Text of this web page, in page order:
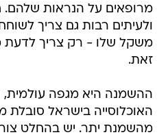
מרופאים על הנראות
ולעיתים רבות גם צריך
משקל שלו - רק צריך לדעת
זאת.
ההשמנה היא מגפה
האוכלוסייה בישראל סובלת
מהשמנת יתר. יש בהחלט צורך